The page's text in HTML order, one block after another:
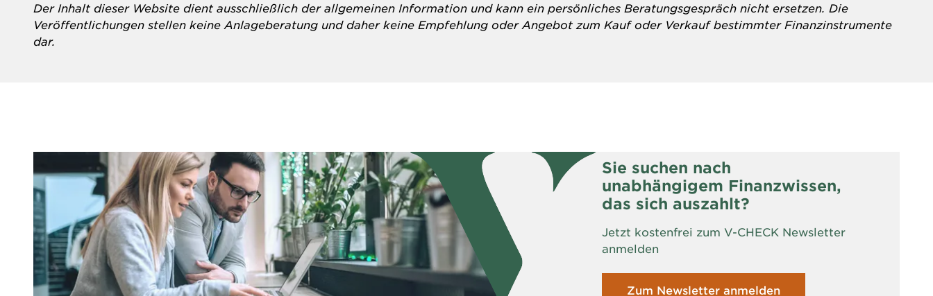
Der Inhalt dieser Website dient ausschließlich der allgemeinen Information und kann ein persönliches Beratungsgespräch nicht ersetzen. Die
Veröffentlichungen stellen keine Anlageberatung und daher keine Empfehlung oder Angebot zum Kauf oder Verkauf bestimmter Finanzinstrumente
dar.
Sie suchen nach
unabhängigem Finanzwissen,
das sich auszahlt?
Jetzt kostenfrei zum V-CHECK Newsletter
anmelden
Zum Newsletter anmelden